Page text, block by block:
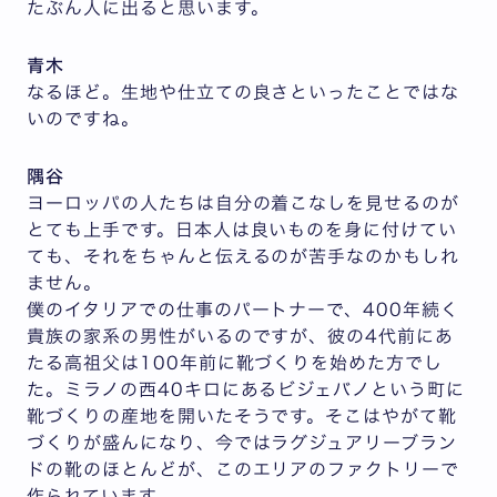
たぶん人に出ると思います。
青木
なるほど。生地や仕立ての良さといったことではな
いのですね。
隅谷
ヨーロッパの人たちは自分の着こなしを見せるのが
とても上手です。日本人は良いものを身に付けてい
ても、それをちゃんと伝えるのが苦手なのかもしれ
ません。
僕のイタリアでの仕事のパートナーで、400年続く
貴族の家系の男性がいるのですが、彼の4代前にあ
たる高祖父は100年前に靴づくりを始めた方でし
た。ミラノの西40キロにあるビジェバノという町に
靴づくりの産地を開いたそうです。そこはやがて靴
づくりが盛んになり、今ではラグジュアリーブラン
ドの靴のほとんどが、このエリアのファクトリーで